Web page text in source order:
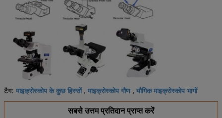
टैग: माइक्रोस्कोप के कुछ हिस्सों, माइक्रोस्कोप गौण , यौगिक माइक्रोस्कोप भागों
सबसे उत्तम प्रतिदान प्राप्त करें